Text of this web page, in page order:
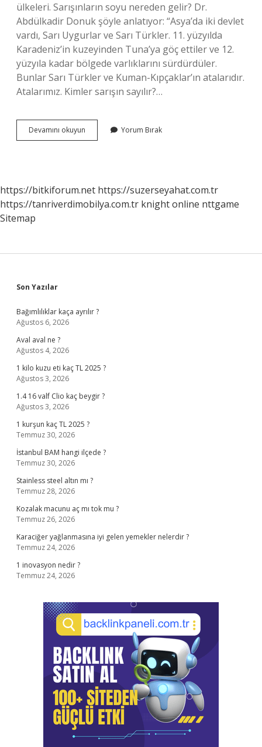
ülkeleri. Sarışınların soyu nereden gelir? Dr.
Abdülkadir Donuk şöyle anlatıyor: “Asya’da iki devlet
vardı, Sarı Uygurlar ve Sarı Türkler. 11. yüzyılda
Karadeniz’in kuzeyinden Tuna’ya göç ettiler ve 12.
yüzyıla kadar bölgede varlıklarını sürdürdüler.
Bunlar Sarı Türkler ve Kuman-Kıpçaklar’ın atalarıdır.
Atalarımız. Kimler sarışın sayılır?…
Devamını okuyun
Irklar
Yorum Bırak
https://bitkiforum.net https://suzerseyahat.com.tr
https://tanriverdimobilya.com.tr knight online nttgame
Sitemap
Sidebar
Son Yazılar
Bağımlılıklar kaça ayrılır ?
Ağustos 6, 2026
Aval aval ne ?
Ağustos 4, 2026
1 kilo kuzu eti kaç TL 2025 ?
Ağustos 3, 2026
1.4 16 valf Clio kaç beygir ?
Ağustos 3, 2026
1 kurşun kaç TL 2025 ?
Temmuz 30, 2026
İstanbul BAM hangi ilçede ?
Temmuz 30, 2026
Stainless steel altın mı ?
Temmuz 28, 2026
Kozalak macunu aç mı tok mu ?
Temmuz 26, 2026
Karaciğer yağlanmasına iyi gelen yemekler nelerdir ?
Temmuz 24, 2026
1 inovasyon nedir ?
Temmuz 24, 2026